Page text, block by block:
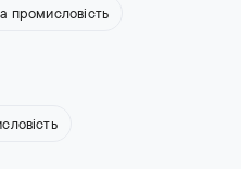
промисловість